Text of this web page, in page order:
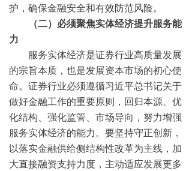
护，确保金融安全和有效防范风险。
（二）必须聚焦实体经济提升服务能
力
服务实体经济是证券行业高质量发展
的宗旨本质，也是发展资本市场的初心使
命。证券行业必须遵循习近平总书记关于
做好金融工作的重要原则，回归本源、优
化结构、强化监管、市场导向，努力增强
服务实体经济的能力。要坚持守正创新，
以落实金融供给侧结构性改革为主线，加
大直接融资支持力度，主动适应发展更多